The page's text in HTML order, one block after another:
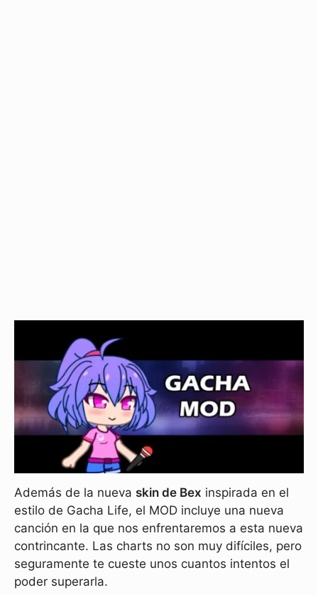
Además de la nueva skin de Bex inspirada en el
estilo de Gacha Life, el MOD incluye una nueva
canción en la que nos enfrentaremos a esta nueva
contrincante. Las charts no son muy difíciles, pero
seguramente te cueste unos cuantos intentos el
poder superarla.